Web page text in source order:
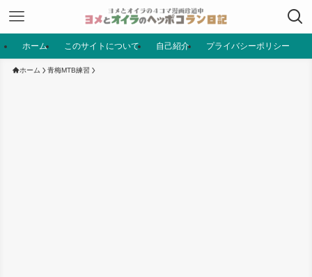
ホーム このサイトについて 自己紹介 プライバシーポリシー
ホーム 青梅MTB練習